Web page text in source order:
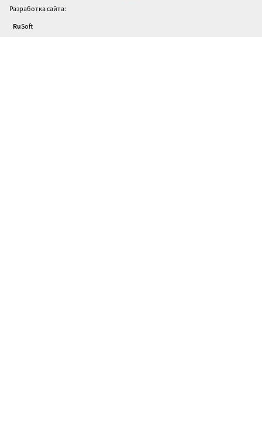
Участникам
Разработка сайта:
RuSoft